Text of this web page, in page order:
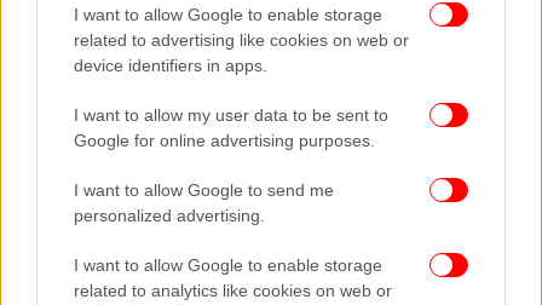
I want to allow Google to enable storage
related to advertising like cookies on web or
device identifiers in apps.
I want to allow my user data to be sent to
Google for online advertising purposes.
I want to allow Google to send me
personalized advertising.
I want to allow Google to enable storage
related to analytics like cookies on web or